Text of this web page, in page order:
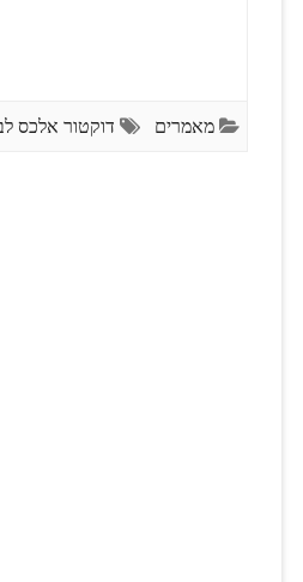
מאמרים דוקטור אלכס